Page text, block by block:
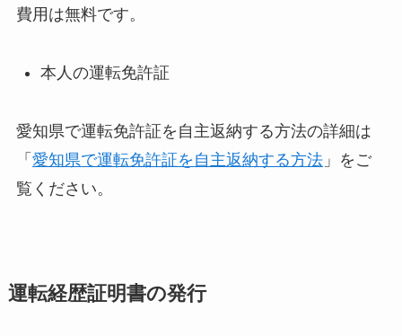
費用は無料です。
本人の運転免許証
愛知県で運転免許証を自主返納する方法の詳細は
「 愛知県で運転免許証を自主返納する方法」をご
覧ください。
運転経歴証明書の発行